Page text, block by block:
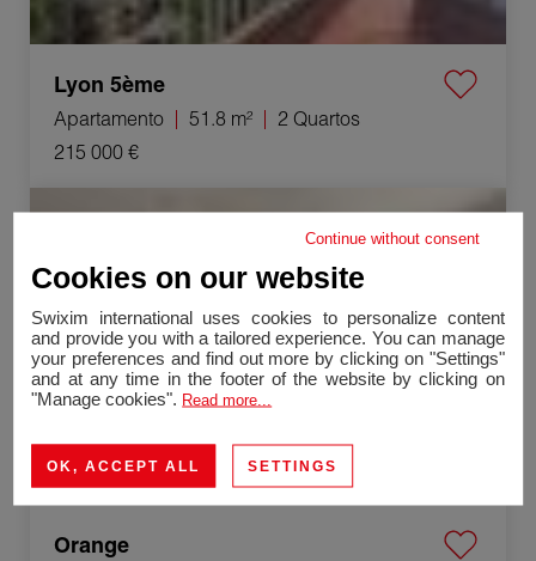
Lyon 5ème
Apartamento 51.8 m²
2 Quartos
215 000 €
Venda Apartamento Orange 3 Quartos 74 m²
Orange
Continue without consent
Cookies on our website
Swixim international uses cookies to personalize content
and provide you with a tailored experience. You can manage
your preferences and find out more by clicking on "Settings"
and at any time in the footer of the website by clicking on
"Manage cookies". Read more...
OK, ACCEPT ALL SETTINGS